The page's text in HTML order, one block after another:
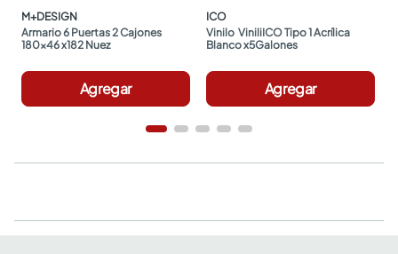
M+DESIGN
Armario 6 Puertas 2 Cajones
180x46 x182 Nuez
Agregar
ICO
Vinilo  ViniliICO Tipo 1 Acrílica
Blanco x5Galones
Agregar